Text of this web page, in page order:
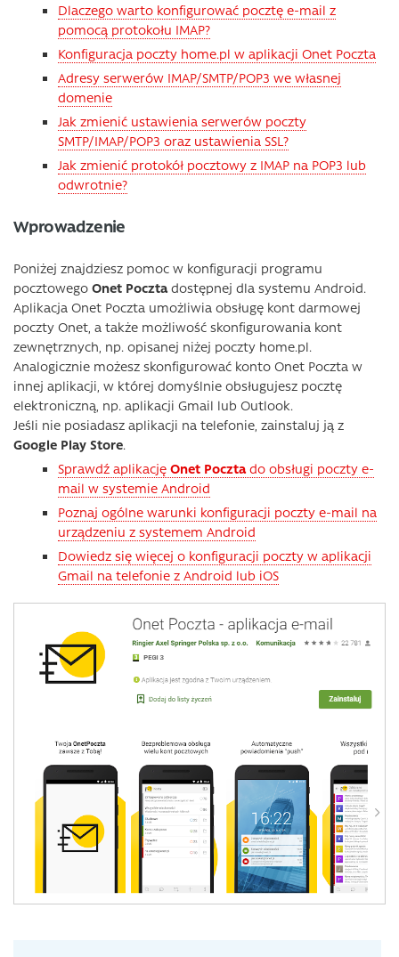
Dlaczego warto konfigurować pocztę e-mail z
pomocą protokołu IMAP?
Konfiguracja poczty home.pl w aplikacji Onet Poczta
Adresy serwerów IMAP/SMTP/POP3 we własnej
domenie
Jak zmienić ustawienia serwerów poczty
SMTP/IMAP/POP3 oraz ustawienia SSL?
Jak zmienić protokół pocztowy z IMAP na POP3 lub
odwrotnie?
Wprowadzenie
Poniżej znajdziesz pomoc w konfiguracji programu
pocztowego Onet Pocztadostępnej dla systemu Android.
Aplikacja Onet Poczta umożliwia obsługę kont darmowej
poczty Onet, a także możliwość skonfigurowania kont
zewnętrznych, np. opisanej niżej poczty home.pl.
Analogicznie możesz skonfigurować konto Onet Poczta w
innej aplikacji, w której domyślnie obsługujesz pocztę
elektroniczną, np. aplikacji Gmail lub Outlook.
Jeśli nie posiadasz aplikacji na telefonie, zainstaluj ją z
Google Play Store.
Sprawdź aplikację Onet Pocztado obsługi poczty e-
mail w systemie Android
Poznaj ogólne warunki konfiguracji poczty e-mail na
urządzeniu z systemem Android
Dowiedz się więcej o konfiguracji poczty w aplikacji
Gmail na telefonie z Android lub iOS